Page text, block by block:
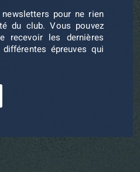
pour ne rien
du club. Vous pouvez
recevoir les dernières
épreuves qui